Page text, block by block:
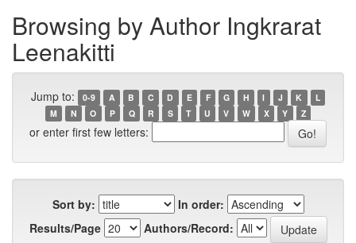
Browsing by Author Ingkrarat
Leenakitti
Jump to: 0-9 A B C D E F G H I J K
L
M
N O P Q R S T U V W X Y Z
or enter first few letters:
Sort by:
In order:
Results/Page
Authors/Record: